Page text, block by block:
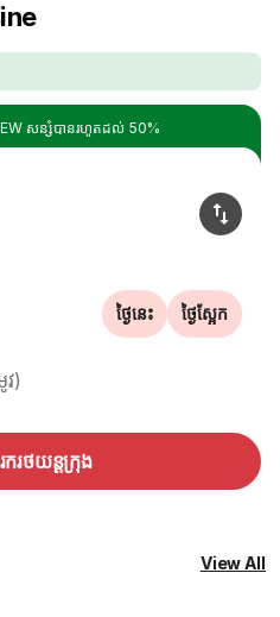
សន្សំបានរហូតដល់ 50%
ថ្ងៃនេះ ថ្ងៃស្អែក
)
ករថយន្តក្រុង
View All